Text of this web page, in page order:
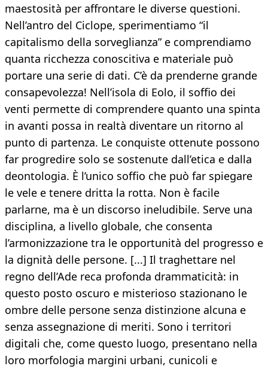
maestosità per affrontare le diverse questioni.
Nell’antro del Ciclope, sperimentiamo “il
capitalismo della sorveglianza” e comprendiamo
quanta ricchezza conoscitiva e materiale può
portare una serie di dati. C’è da prenderne grande
consapevolezza! Nell’isola di Eolo, il soffio dei
venti permette di comprendere quanto una spinta
in avanti possa in realtà diventare un ritorno al
punto di partenza. Le conquiste ottenute possono
far progredire solo se sostenute dall’etica e dalla
deontologia. È l’unico soffio che può far spiegare
le vele e tenere dritta la rotta. Non è facile
parlarne, ma è un discorso ineludibile. Serve una
disciplina, a livello globale, che consenta
l’armonizzazione tra le opportunità del progresso e
la dignità delle persone. [...] Il traghettare nel
regno dell’Ade reca profonda drammaticità: in
questo posto oscuro e misterioso stazionano le
ombre delle persone senza distinzione alcuna e
senza assegnazione di meriti. Sono i territori
digitali che, come questo luogo, presentano nella
loro morfologia margini urbani, cunicoli e